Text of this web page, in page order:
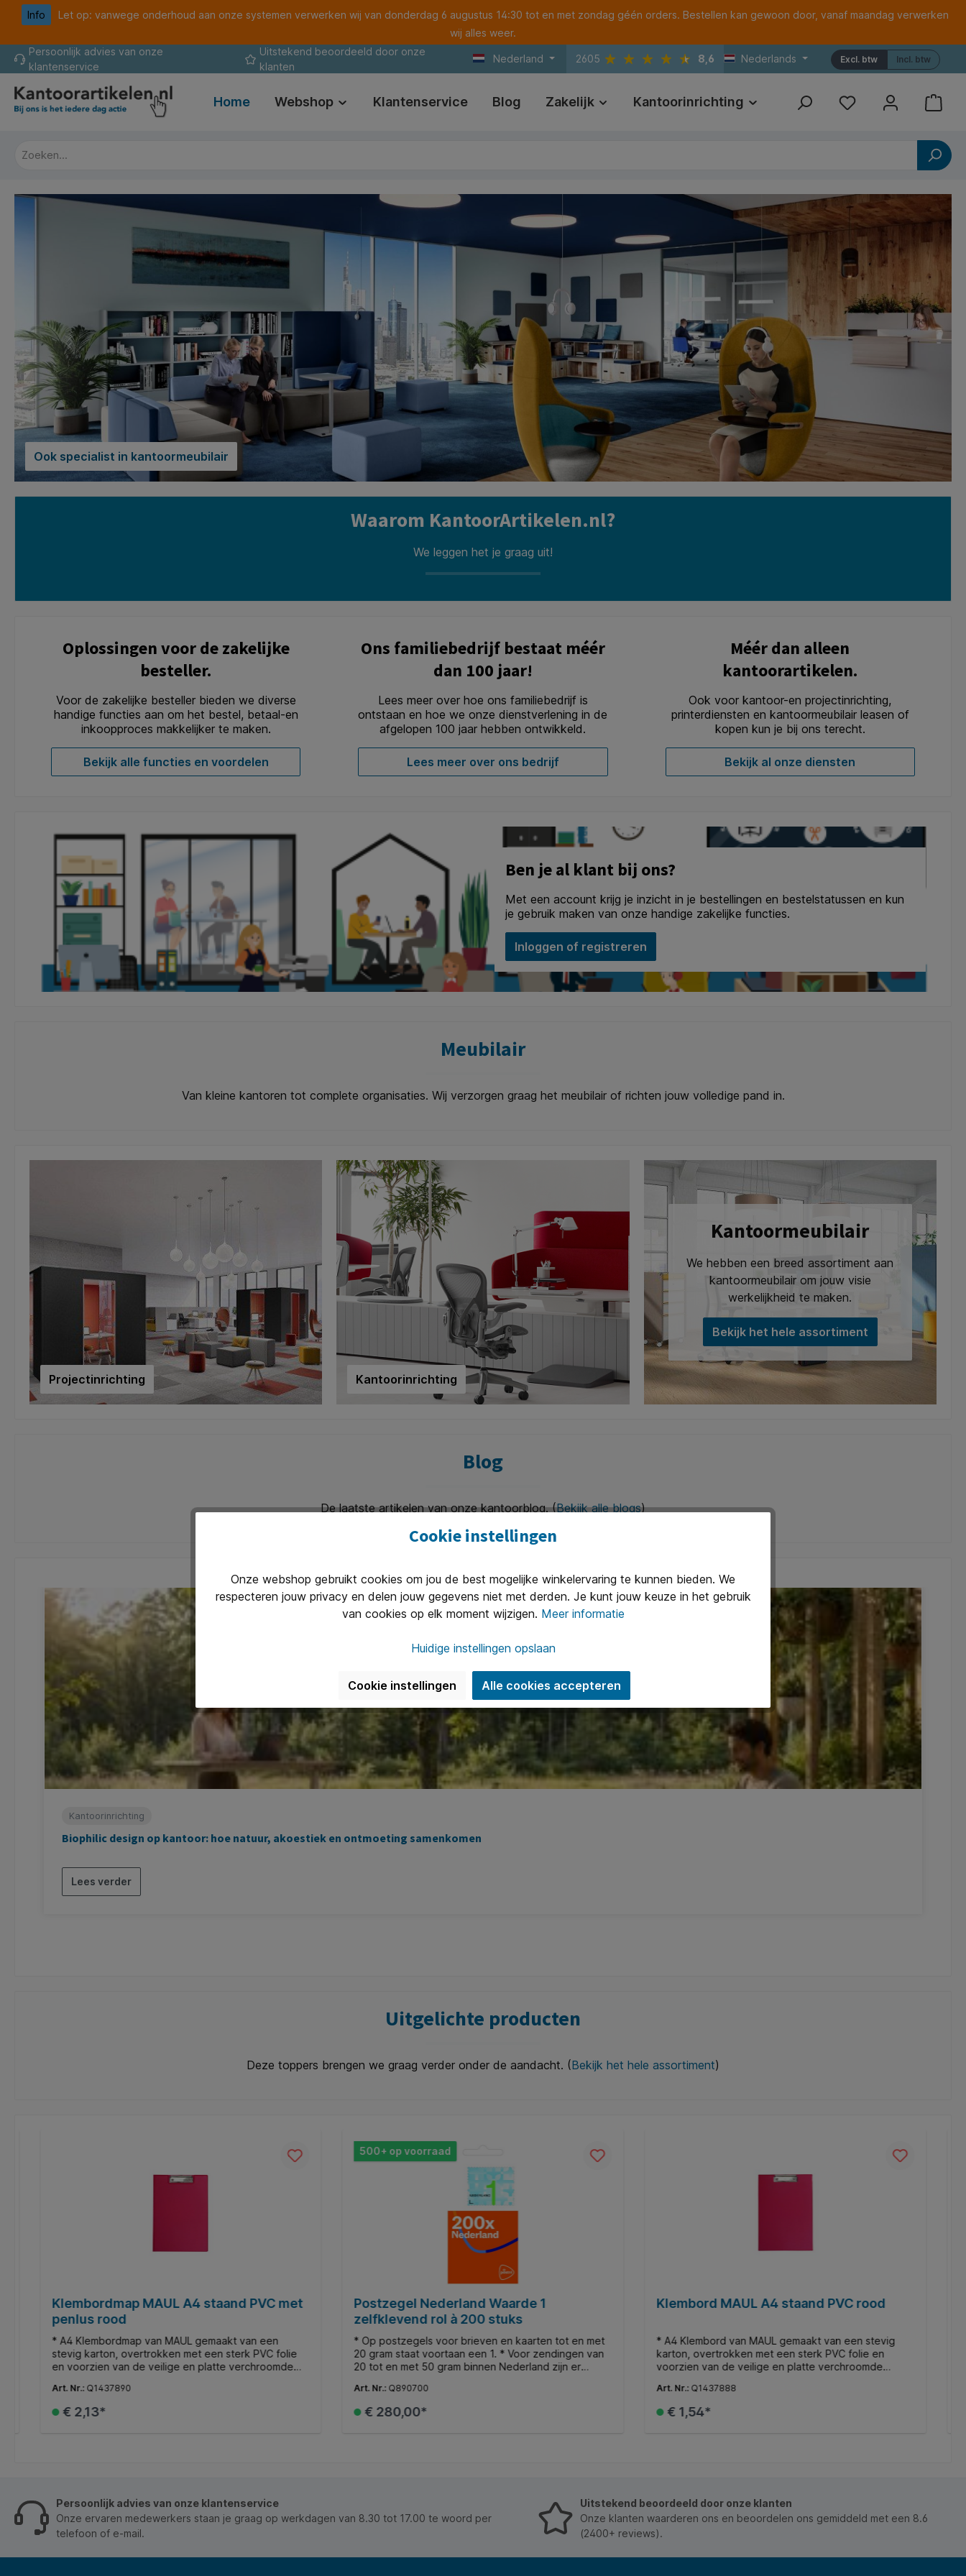
Ga naar de hoofdnavigatie
Info
Let op: vanwege onderhoud aan onze systemen verwerken wij van donderdag 6 augustus 14:30 tot en met zondag géén orders. Bestellen kan gewoon door, vanaf maandag verwerken
wij alles weer.
Persoonlijk advies van onze
klantenservice
Uitstekend beoordeeld door onze
klanten
Nederland 2605 8,6 Nederlands Incl. btw
Excl. btw
Home Webshop Klantenservice Blog Zakelijk Kantoorinrichting Print Referenties
Ook specialist in kantoormeubilair
Waarom KantoorArtikelen.nl?
We leggen het je graag uit!
Oplossingen voor de zakelijke
besteller.
Voor de zakelijke besteller bieden we diverse
handige functies aan om het bestel, betaal-en
inkoopproces makkelijker te maken.
Bekijk alle functies en voordelen
Ons familiebedrijf bestaat méér
dan 100 jaar!
Lees meer over hoe ons familiebedrijf is
ontstaan en hoe we onze dienstverlening in de
afgelopen 100 jaar hebben ontwikkeld.
Lees meer over ons bedrijf
Méér dan alleen
kantoorartikelen.
Ook voor kantoor-en projectinrichting,
printerdiensten en kantoormeubilair leasen of
kopen kun je bij ons terecht.
Bekijk al onze diensten
Ben je al klant bij ons?
Met een account krijg je inzicht in je bestellingen en bestelstatussen en kun
je gebruik maken van onze handige zakelijke functies.
Inloggen of registreren
Meubilair
Van kleine kantoren tot complete organisaties. Wij verzorgen graag het meubilair of richten jouw volledige pand in.
Projectinrichting Kantoorinrichting
Kantoormeubilair
We hebben een breed assortiment aan
kantoormeubilair om jouw visie
werkelijkheid te maken.
Bekijk het hele assortiment
Blog
De laatste artikelen van onze kantoorblog. (Bekijk alle blogs)
Kantoorinrichting
Biophilic design op kantoor: hoe natuur, akoestiek en ontmoeting samenkomen
Lees verder
Uitgelichte producten
Deze toppers brengen we graag verder onder de aandacht. (Bekijk het hele assortiment)
Klembordmap MAUL A4 staand PVC met
penlus rood
* A4 Klembordmap van MAUL gemaakt van een
stevig karton, overtrokken met een sterk PVC folie
en voorzien van de veilige en platte verchroomde
achterzijde aan de korte zijde om het papier
makkelijk en snel onder de beugel te plaatsen. * De
map is voorzien van een penlus en een insteekhoes
een makkelijk versterkte ondergrond nodig heeft
tijdens het werk.
Art. Nr.: Q1437890
€ 2,13*
500+ op voorraad
Postzegel Nederland Waarde 1
zelfklevend rol à 200 stuks
* Op postzegels voor brieven en kaarten tot en met
20 gram staat voortaan een 1. * Voor zendingen van
20 tot en met 50 gram binnen Nederland zijn er
tarieven op www.postnl.nl. * Postzegels met een
cijfer, de geldigheid is onbepaald. * Zelfklevende
zegels. * In verband met de aard van dit product is
Art. Nr.: Q890700
€ 280,00*
Klembord MAUL A4 staand PVC rood
* A4 Klembord van MAUL gemaakt van een stevig
karton, overtrokken met een sterk PVC folie en
voorzien van de veilige en platte verchroomde
het papier makkelijk en snel onder de beugel te
plaatsen. * Voorzien van een metalen uitschuifbaar
ophangoog aan de achterzijde van de papierklem. *
Art. Nr.: Q1437888
€ 1,54*
Persoonlijk advies van onze klantenservice
Onze ervaren medewerkers staan je graag op werkdagen van 8.30 tot 17.00 te woord per
telefoon of e-mail.
Uitstekend beoordeeld door onze klanten
Onze klanten waarderen ons en beoordelen ons gemiddeld met een 8.6
(2400+ reviews).
Cookie instellingen
Onze webshop gebruikt cookies om jou de best mogelijke winkelervaring te kunnen bieden. We
respecteren jouw privacy en delen jouw gegevens niet met derden. Je kunt jouw keuze in het gebruik
van cookies op elk moment wijzigen. Meer informatie
Huidige instellingen opslaan
Cookie instellingen Alle cookies accepteren